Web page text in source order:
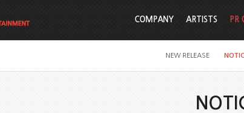
COMPANY ARTISTS PR
NEW RELEASE